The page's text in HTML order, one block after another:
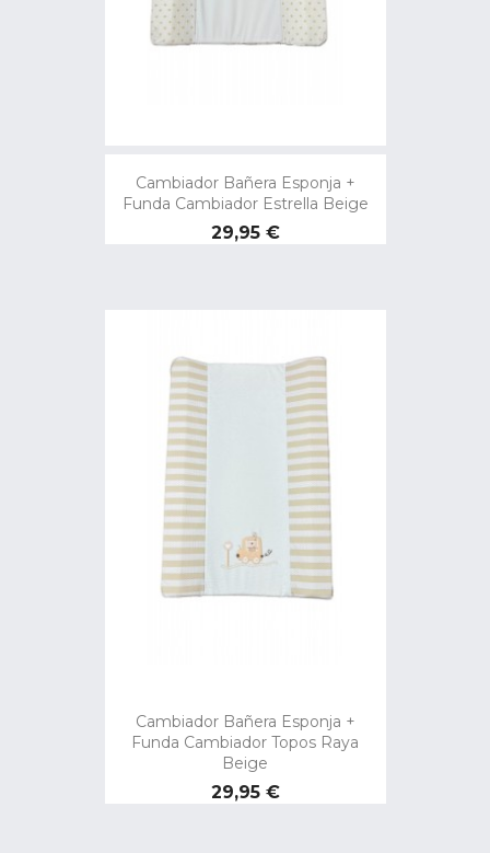
Cambiador Bañera Esponja +
Funda Cambiador Estrella Beige
Precio
29,95 €
Cambiador Bañera Esponja +
Funda Cambiador Topos Raya
Beige
Precio
29,95 €